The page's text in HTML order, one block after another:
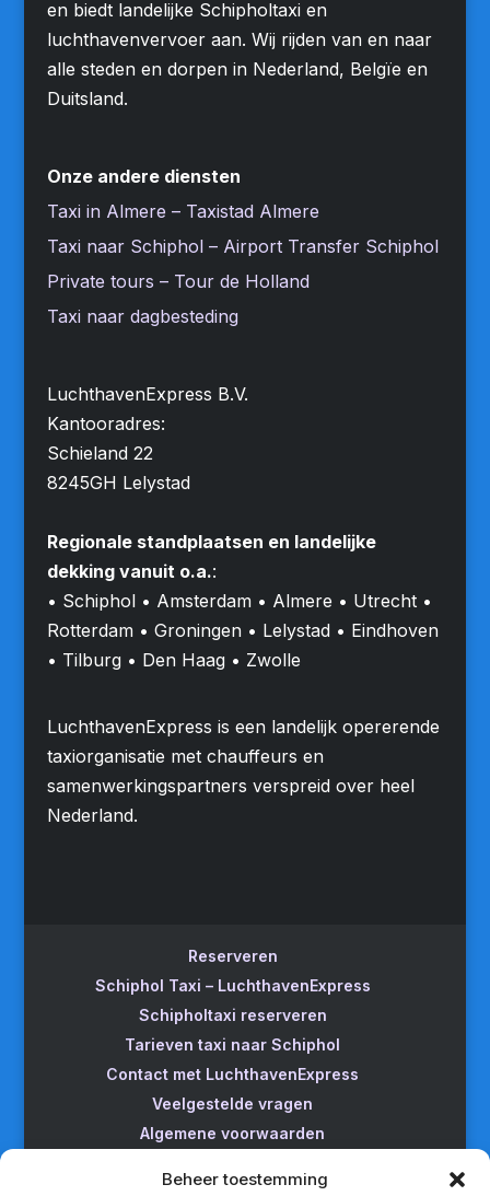
Beheer toestemming
en biedt landelijke Schipholtaxi en
luchthavenvervoer aan. Wij rijden van en naar
alle steden en dorpen in Nederland, Belgïe en
Duitsland.
Onze andere diensten
Taxi in Almere – Taxistad Almere
Taxi naar Schiphol – Airport Transfer Schiphol
Private tours – Tour de Holland
Taxi naar dagbesteding
LuchthavenExpress B.V.
Kantooradres:
Schieland 22
8245GH Lelystad
Regionale standplaatsen en landelijke
dekking vanuit o.a.:
• Schiphol • Amsterdam • Almere • Utrecht •
Rotterdam • Groningen • Lelystad • Eindhoven
• Tilburg • Den Haag • Zwolle
LuchthavenExpress is een landelijk opererende
taxiorganisatie met chauffeurs en
samenwerkingspartners verspreid over heel
Nederland.
Reserveren
Schiphol Taxi – LuchthavenExpress
Schipholtaxi reserveren
Tarieven taxi naar Schiphol
Contact met LuchthavenExpress
Veelgestelde vragen
Algemene voorwaarden